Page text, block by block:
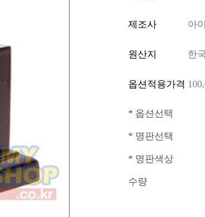
제조사 아
원산지 한
옵션적용가격
* 옵션선택
* 명판선택
* 명판색상
수량